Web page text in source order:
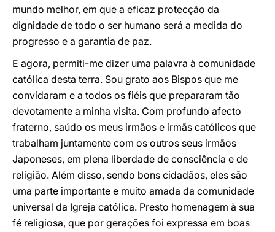
mundo melhor, em que a eficaz protecção da
dignidade de todo o ser humano será a medida do
progresso e a garantia de paz.
E agora, permiti-me dizer uma palavra à comunidade
católica desta terra. Sou grato aos Bispos que me
convidaram e a todos os fiéis que prepararam tão
devotamente a minha visita. Com profundo afecto
fraterno, saúdo os meus irmãos e irmãs católicos que
trabalham juntamente com os outros seus irmãos
Japoneses, em plena liberdade de consciência e de
religião. Além disso, sendo bons cidadãos, eles são
uma parte importante e muito amada da comunidade
universal da Igreja católica. Presto homenagem à sua
fé religiosa, que por gerações foi expressa em boas